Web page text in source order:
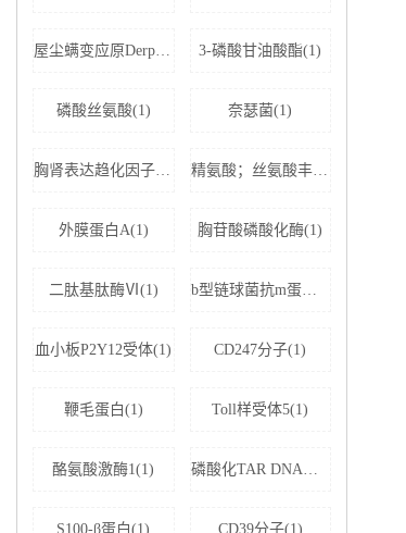
屋尘螨变应原Derp1 IgE抗体(1) 3-磷酸甘油酸酯(1)
磷酸丝氨酸(1) 奈瑟菌(1)
胸肾表达趋化因子(1) 精氨酸；丝氨酸丰富剪接因子1(1)
外膜蛋白A(1) 胸苷酸磷酸化酶(1)
二肽基肽酶Ⅵ(1) b型链球菌抗m蛋白抗体(1)
血小板P2Y12受体(1) CD247分子(1)
鞭毛蛋白(1) Toll样受体5(1)
酪氨酸激酶1(1) 磷酸化TAR DNA结合蛋白43(1)
S100-β蛋白(1) CD39分子(1)